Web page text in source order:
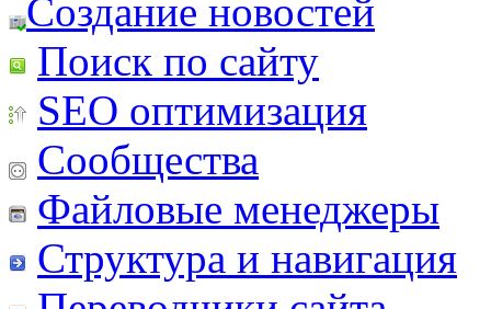
Создание новостей
Поиск по сайту
SEO оптимизация
Сообщества
Файловые менеджеры
Структура и навигация